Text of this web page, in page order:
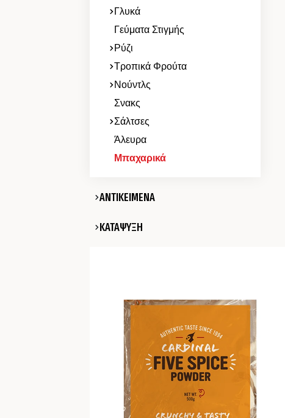
Γλυκά
Γεύματα Στιγμής
Ρύζι
Τροπικά Φρούτα
Νούντλς
Σνακς
Σάλτσες
Άλευρα
Μπαχαρικά
ΑΝΤΙΚΕΙΜΕΝΑ
ΚΑΤΑΨΥΞΗ